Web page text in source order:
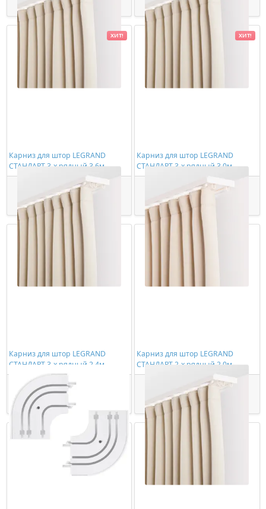
Купить
Купить
Карниз для штор LEGRAND
СТАНДАРТ 3-х рядный 3,6м
(цельный)
1326,00 ₽/шт
Купить
ХИТ!
Карниз для штор LEGRAND
СТАНДАРТ 3-х рядный 3,0м
(цельный)
1108,00 ₽/шт
Купить
ХИТ!
Карниз для штор LEGRAND
СТАНДАРТ 3-х рядный 2,4м
(цельный)
886,00 ₽/шт
Купить
Карниз для штор LEGRAND
СТАНДАРТ 2-х рядный 2,0м
(цельный)
620,00 ₽/шт
Купить